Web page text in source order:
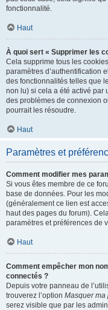
fonctionnalité.
Haut
À quoi sert « Supprimer les
Cela supprime tous les
paramètres d’authentification
des fonctionnalités telles que
non lu) si cela a été activé par
des problèmes de connexion
pourrait les résoudre.
Haut
Paramètres et
Comment modifier mes
Si vous êtes membre de ce
base de données. Pour les
(généralement ce lien est
haut des pages du forum).
paramètres et préférences de
Haut
Comment empêcher mon
connectés ?
Depuis votre panneau de
trouverez l’option Masquer ma
serez visible que par les